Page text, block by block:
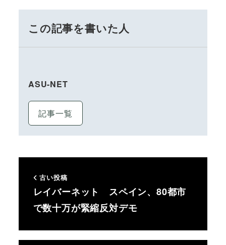
この記事を書いた人
ASU-NET
記事一覧
古い投稿
レイバーネット スペイン、80都市
で数十万が緊縮反対デモ